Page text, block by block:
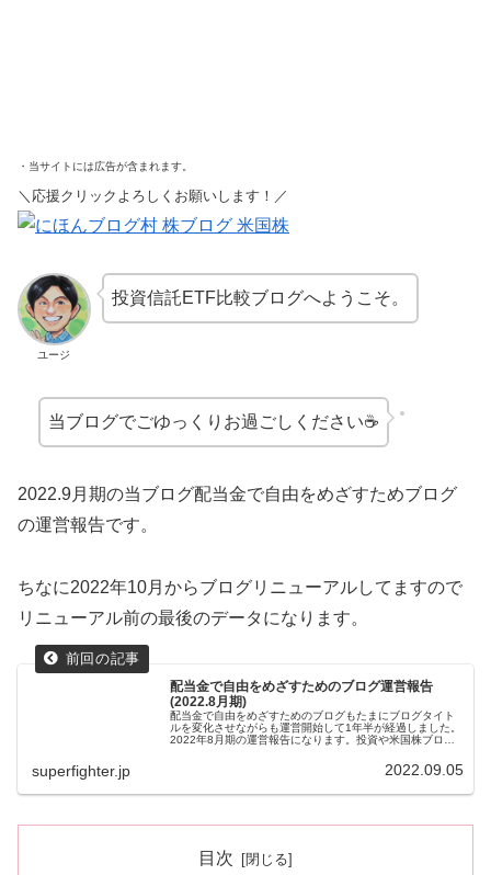
・当サイトには広告が含まれます。
＼応援クリックよろしくお願いします！／
ユージ
投資信託ETF比較ブログへようこそ。
当ブログでごゆっくりお過ごしください☕
2022.9月期の当ブログ配当金で自由をめざすためブログ
の運営報告です。
ちなに2022年10月からブログリニューアルしてますので
リニューアル前の最後のデータになります。
配当金で自由をめざすためのブログ運営報告
(2022.8月期)
配当金で自由をめざすためのブログもたまにブログタイト
ルを変化させながらも運営開始して1年半が経過しました。
2022年8月期の運営報告になります。投資や米国株ブログ
superfighter.jp 2022.09.05
目次